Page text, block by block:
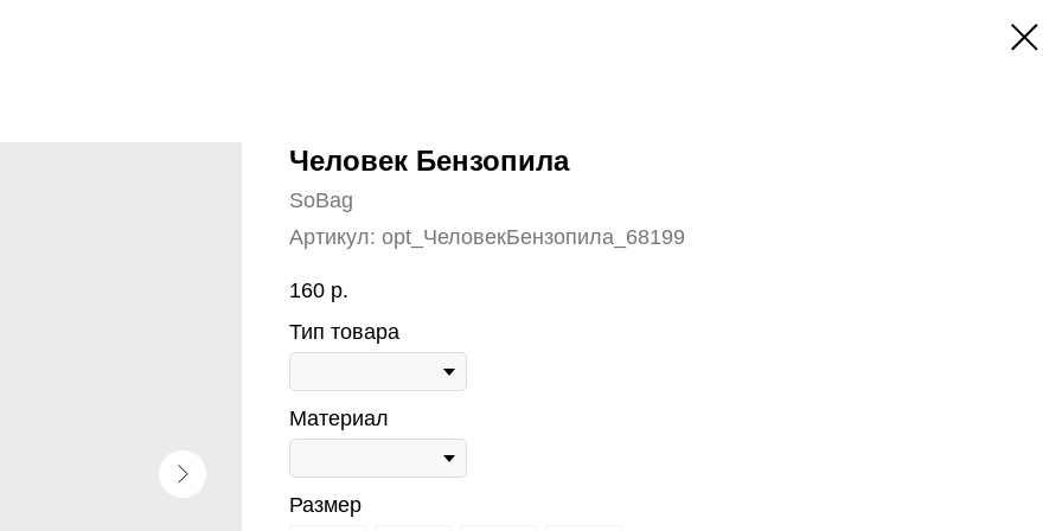
Человек Бензопила
SoBag
Артикул: opt_ЧеловекБензопила_68199
160 р.
Тип товара
Материал
Размер